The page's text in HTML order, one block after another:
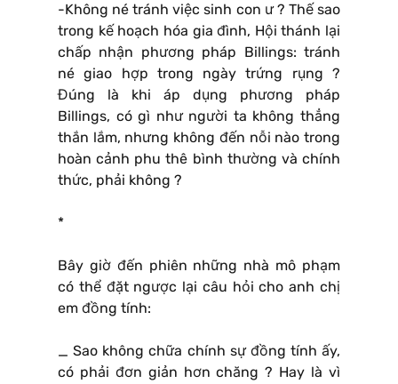
-Không né tránh việc sinh con ư ? Thế sao
trong kế hoạch hóa gia đình, Hội thánh lại
chấp nhận phương pháp Billings: tránh
né giao hợp trong ngày trứng rụng ?
Đúng là khi áp dụng phương pháp
Billings, có gì như người ta không thẳng
thắn lắm, nhưng không đến nỗi nào trong
hoàn cảnh phu thê bình thường và chính
thức, phải không ?
*
Bây giờ đến phiên những nhà mô phạm
có thể đặt ngược lại câu hỏi cho anh chị
em đồng tính:
_ Sao không chữa chính sự đồng tính ấy,
có phải đơn giản hơn chăng ? Hay là vì